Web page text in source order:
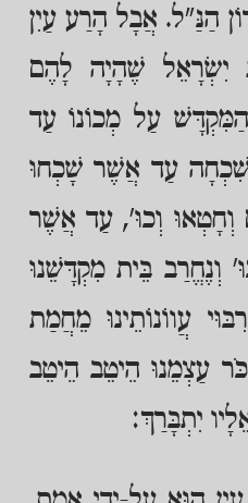
הַנַּ"ל. אֲבָל הָרַע עַיִן
יִשְׂרָאֵל שֶׁהָיָה לָהֶם
עַל מְכוֹנוֹ עַד
עַד אֲשֶׁר שָׁכְחוּ
וְכוּ', עַד אֲשֶׁר
וְנֶחֱרַב בֵּית מִקְדָּשֵׁנוּ
עֲווֹנוֹתֵינוּ מֵחֲמַת
עַצְמֵנוּ הֵיטֵב הֵיטֵב
יִתְבָּרַךְ: